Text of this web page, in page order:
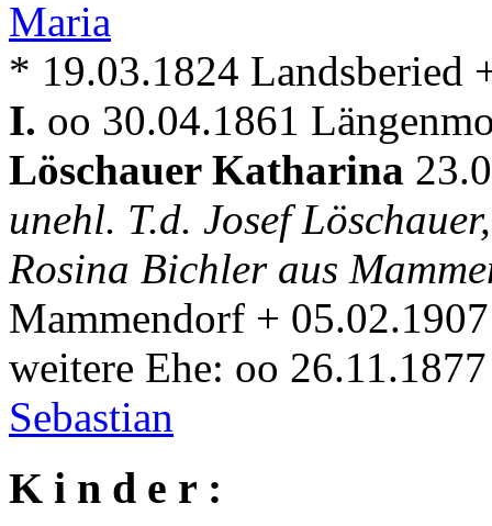
Maria
* 19.03.1824 Landsberied
I. oo 30.04.1861
Löschauer Katharina
unehl. T.d. Josef
Rosina Bichler aus
Mammendorf +
weitere Ehe: oo
Sebastian
K i n d e r :